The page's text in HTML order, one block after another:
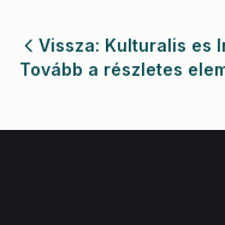
Vissza: Kulturalis es
Tovább a részletes